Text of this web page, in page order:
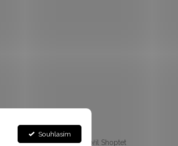
Souhlasím
Vytvořil Shoptet